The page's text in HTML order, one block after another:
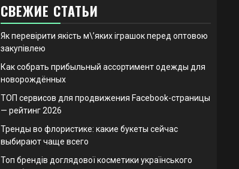
СВЕЖИЕ СТАТЬИ
Як перевірити якість м\’яких іграшок перед оптовою
закупівлею
Как собрать прибыльный ассортимент одежды для
новорождённых
ТОП сервисов для продвижения Facebook-страницы
— рейтинг 2026
Тренды во флористике: какие букеты сейчас
выбирают чаще всего
Топ брендів доглядової косметики українського